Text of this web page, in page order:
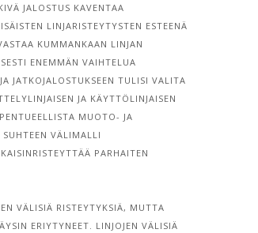
JALOSTUS KAVENTAA
LINJARISTEYTYSTEN ESTEENÄ
KUMMANKAAN LINJAN
ENEMMÄN VAIHTELUA
JATKOJALOSTUKSEEN TULISI VALITA
JA KÄYTTÖLINJAISEN
MUOTO- JA
VÄLIMALLI
PARHAITEN
VÄLISIÄ RISTEYTYKSIÄ, MUTTA
ERIYTYNEET. LINJOJEN VÄLISIÄ